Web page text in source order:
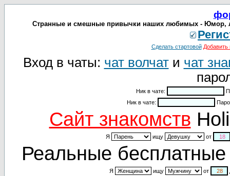
Странные и смешные привычки наших любимых - Юмор,
Сделать стартовой Добавить
Вход в чаты: чат волчати чат
Ник в чате:
Ник в чате:
Cайт знакомств
Я ищу от
Реальные бесплатные
Я ищу от